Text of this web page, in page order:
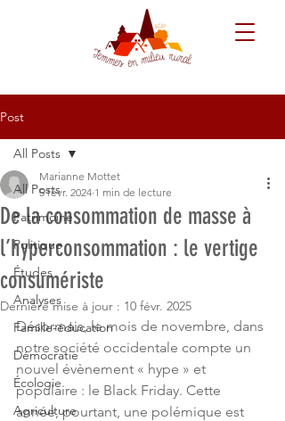
Post
All Posts
Patrimoine
Politique
Études
Analyses
Famille-éducation
Démocratie
Écologie
Agriculture
All Posts
De la consommation de masse à
l’hyperconsommation : le vertige
consumériste
Marianne Mottet
5 févr. 2024 1 min de lecture
Dernière mise à jour : 10 févr. 2025
Désormais, le mois de novembre, dans
notre société occidentale compte un
nouvel évènement « hype » et
populaire : le Black Friday. Cette
année, pourtant, une polémique est